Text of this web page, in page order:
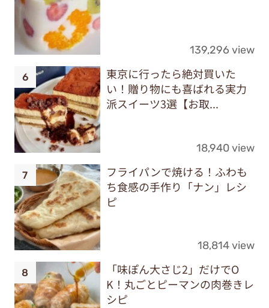
139,296 view
東京に行ったら絶対買いた
い！贈り物にも喜ばれる実力
派スイーツ3選【お取...
18,940 view
フライパンで焼ける！ふわも
ち食感の手作り「ナン」レシ
ピ
18,814 view
「味ぽん大さじ2」だけでO
K！丸ごとピーマンの肉巻きレ
シピ